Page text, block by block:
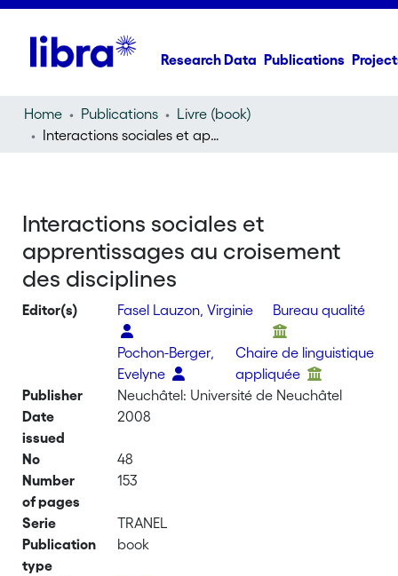
Research Data Publications
Home Publications
Livre (book)
Interactions sociales et apprentissages au croisement des disciplines
Interactions sociales et
apprentissages au croisement
des disciplines
Editor(s) Fasel Lauzon, Virginie Bureau qualité
Pochon-Berger,
Evelyne
Chaire de linguistique
appliquée
Publisher
Neuchâtel: Université de Neuchâtel
Date
issued
2008
No
48
Number
of pages
153
Serie
TRANEL
Publication
type
book